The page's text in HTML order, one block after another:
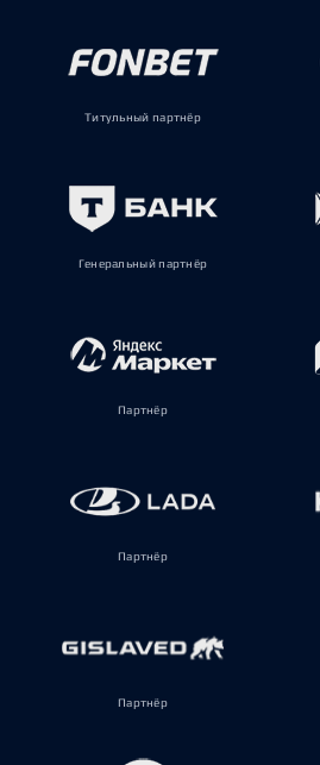
Титульный партнёр
Генеральный партнёр
Партнёр
Партнёр
Партнёр